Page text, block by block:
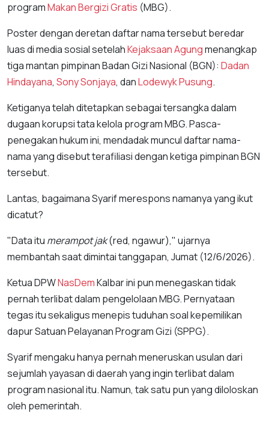
programMakan Bergizi Gratis (MBG).
Poster dengan deretan daftar nama tersebut beredar
luas di media sosial setelahKejaksaan Agungmenangkap
tiga mantan pimpinan Badan Gizi Nasional (BGN): Dadan
Hindayana, Sony Sonjaya, danLodewyk Pusung.
Ketiganya telah ditetapkan sebagai tersangka dalam
dugaan korupsi tata kelola program MBG. Pasca-
penegakan hukum ini, mendadak muncul daftar nama-
nama yang disebut terafiliasi dengan ketiga pimpinan BGN
tersebut.
Lantas, bagaimana Syarif merespons namanya yang ikut
dicatut?
"Data itu merampot jak(red, ngawur)," ujarnya
membantah saat dimintai tanggapan, Jumat (12/6/2026).
Ketua DPWNasDemKalbar ini pun menegaskan tidak
pernah terlibat dalam pengelolaan MBG. Pernyataan
tegas itu sekaligus menepis tuduhan soal kepemilikan
dapur Satuan Pelayanan Program Gizi (SPPG).
Syarif mengaku hanya pernah meneruskan usulan dari
sejumlah yayasan di daerah yang ingin terlibat dalam
program nasional itu. Namun, tak satu pun yang diloloskan
oleh pemerintah.